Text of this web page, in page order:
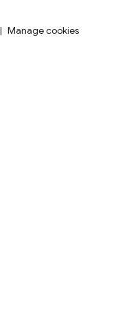
Manage cookies